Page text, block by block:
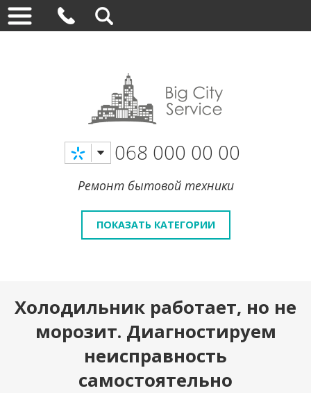
068 000 00 00
Ремонт бытовой техники
ПОКАЗАТЬ КАТЕГОРИИ
Холодильник работает, но не
морозит. Диагностируем
неисправность
самостоятельно